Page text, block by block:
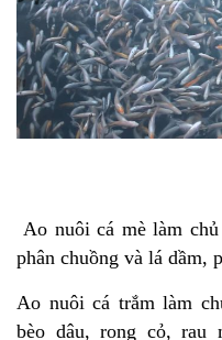
Cách
Ao nuôi cá mè làm
phân chuồng và lá dầm,
Ao nuôi cá trắm làm
bèo dâu, rong cỏ, rau